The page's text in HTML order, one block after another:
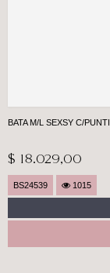
BATA M/L SEXSY C/
$ 18.029,00
BS24539 1015